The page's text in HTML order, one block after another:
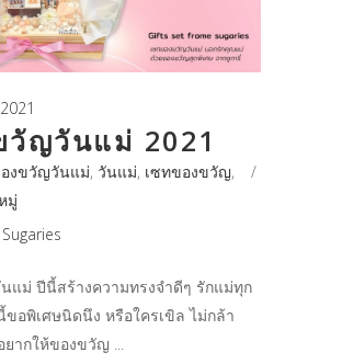
วัญวันแม่ 2021
งขวัญวันแม่, วันแม่, เซทของขวัญ,
มู่
แม่ ปีนี้สร้างความทรงจำดีๆ รักแม่ทุก
อพิเศษนิดนึง หรือใครเขิล ไม่กล้า
ยากให้ของขวัญ